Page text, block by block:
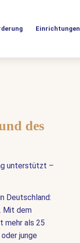
Einrichtungen
des
unterstützt –
Deutschland:
Mit dem
mehr als 25
junge